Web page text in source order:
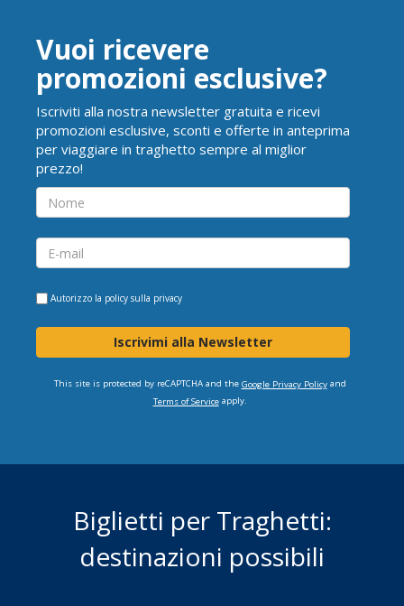
Vuoi ricevere
promozioni esclusive?
Iscriviti alla nostra newsletter gratuita e ricevi
promozioni esclusive, sconti e offerte in anteprima
per viaggiare in traghetto sempre al miglior
prezzo!
Autorizzo la policy sulla privacy
Iscrivimi alla Newsletter
This site is protected by reCAPTCHA and the Google Privacy Policyand
Terms of Serviceapply.
Biglietti per Traghetti:
destinazioni possibili